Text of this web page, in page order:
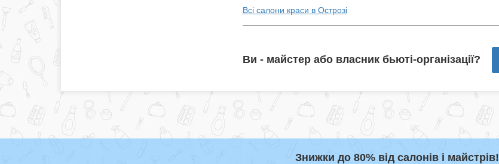
Всі салони краси в Острозі
Ви - майстер або власник бьюті-організації?
Знижки до 80% від салонів і майстрів!